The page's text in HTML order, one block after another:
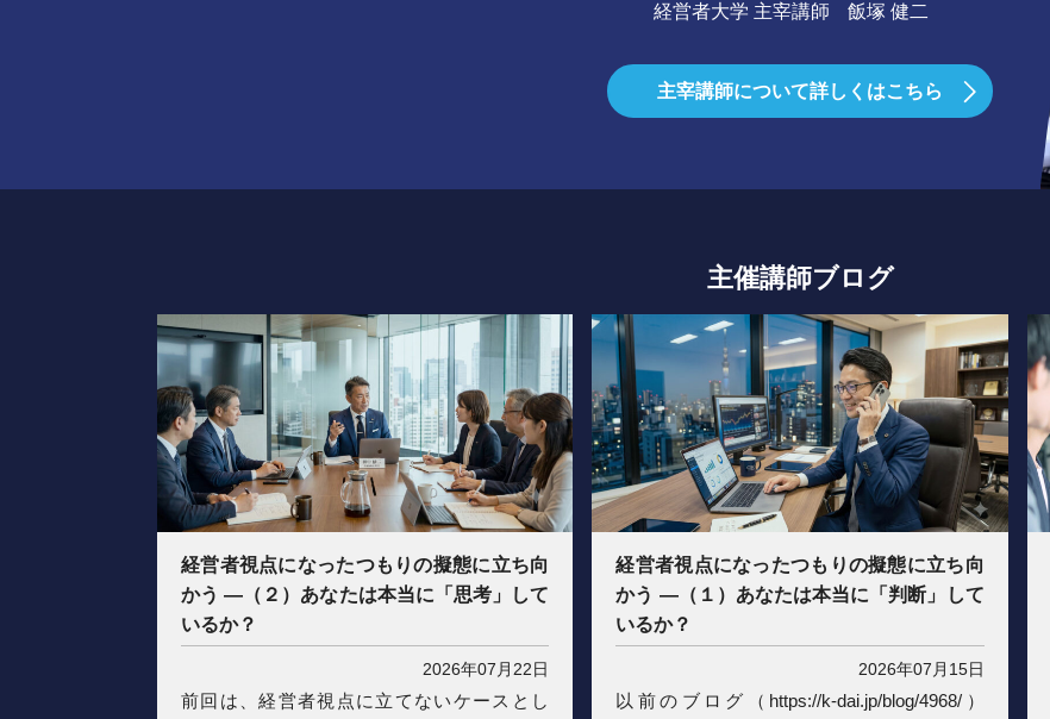
経営者大学 主宰講師 飯塚 健二
主宰講師について詳しくはこちら
主催講師ブログ
経営者視点になったつもりの擬態に立ち向
かう ―（２）あなたは本当に「思考」して
いるか？
2026年07月22日
前回は、経営者視点に立てないケースとし
経営者視点になったつもりの擬態に立ち向
かう ―（１）あなたは本当に「判断」して
いるか？
2026年07月15日
以前のブログ（https://k-dai.jp/blog/4968/）